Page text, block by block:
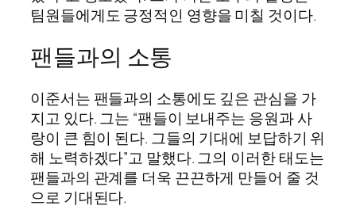
팀원들에게도 긍정적인 영향을 미칠 것이다.
팬들과의 소통
이준서는 팬들과의 소통에도 깊은 관심을 가
지고 있다. 그는 “팬들이 보내주는 응원과 사
랑이 큰 힘이 된다. 그들의 기대에 보답하기 위
해 노력하겠다”고 말했다. 그의 이러한 태도는
팬들과의 관계를 더욱 끈끈하게 만들어 줄 것
으로 기대된다.